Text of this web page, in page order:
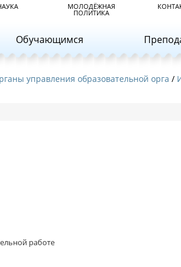
МОЛОДЁЖНАЯ
ПОЛИТИКА
Обучающимся
управления образовательной орга
работе